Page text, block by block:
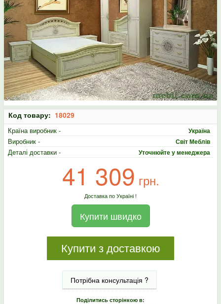
Код товару: 18029
Країна виробник - Україна
Виробник - Світ Меблів
Деталі доставки - Уточнюйте у менеджера
41 309 грн.
Доставка по Україні !
Купити швидко
Купити з доставкою
Потрібна консультація ?
Поділитись сторінкою в: